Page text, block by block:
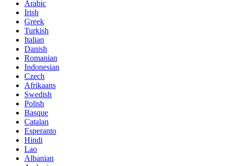
Arabic
Irish
Greek
Turkish
Italian
Danish
Romanian
Indonesian
Czech
Afrikaans
Swedish
Polish
Basque
Catalan
Esperanto
Hindi
Lao
Albanian